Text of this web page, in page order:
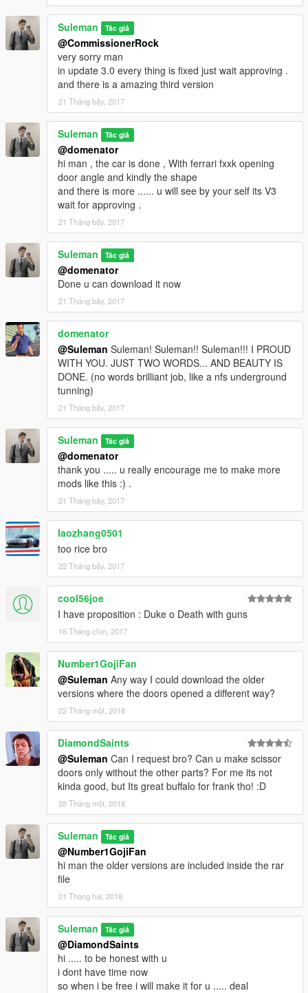
Suleman Tác giả
@CommissionerRock
very sorry man
in update 3.0 every thing is fixed just wait approving .
and there is a amazing third version
21 Tháng bảy, 2017
Suleman Tác giả
@domenator
hi man , the car is done , With ferrari fxxk opening
door angle and kindly the shape
and there is more ...... u will see by your self its V3
wait for approving .
21 Tháng bảy, 2017
Suleman Tác giả
@domenator
Done u can download it now
21 Tháng bảy, 2017
domenator
@Suleman Suleman! Suleman!! Suleman!!! I PROUD
WITH YOU. JUST TWO WORDS... AND BEAUTY IS
DONE. (no words brilliant job, like a nfs underground
tunning)
21 Tháng bảy, 2017
Suleman Tác giả
@domenator
thank you ..... u really encourage me to make more
mods like this :) .
21 Tháng bảy, 2017
laozhang0501
too rice bro
22 Tháng bảy, 2017
cool56joe
I have proposition : Duke o Death with guns
16 Tháng chín, 2017
Number1GojiFan
@Suleman Any way I could download the older
versions where the doors opened a different way?
22 Tháng một, 2018
DiamondSaints
@Suleman Can I request bro? Can u make scissor
doors only without the other parts? For me its not
kinda good, but Its great buffalo for frank tho! :D
28 Tháng một, 2018
Suleman Tác giả
@Number1GojiFan
hi man the older versions are included inside the rar
file
01 Tháng hai, 2018
Suleman Tác giả
@DiamondSaints
hi ..... to be honest with u
i dont have time now
so when i be free i will make it for u ..... deal